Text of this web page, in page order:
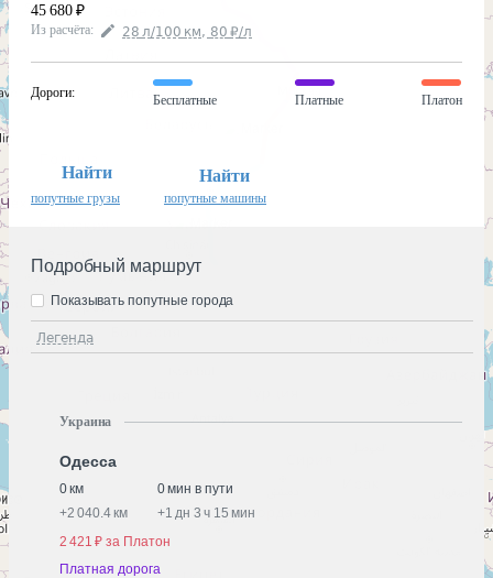
45 680 ₽
Из расчёта: 28 л/100 км, 80 ₽/л
Дороги:
Бесплатные Платные Платон
Найти
попутные грузы
Найти
попутные машины
Подробный маршрут
Легенда
Показывать попутные города
Украина
Одесса
0 км
0 мин в пути
+2 040.4 км +1 дн 3 ч 15 мин
2 421 ₽ за Платон
Платная дорога